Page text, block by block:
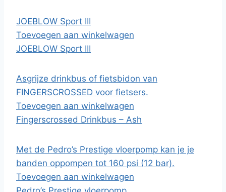
JOEBLOW Sport III
Toevoegen aan winkelwagen
JOEBLOW Sport III
Asgrijze drinkbus of fietsbidon van
FINGERSCROSSED voor fietsers.
Toevoegen aan winkelwagen
Fingerscrossed Drinkbus – Ash
Met de Pedro’s Prestige vloerpomp kan je je
banden oppompen tot 160 psi (12 bar).
Toevoegen aan winkelwagen